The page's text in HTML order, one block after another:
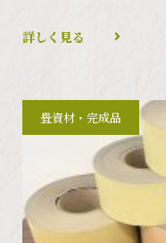
詳しく見る
畳資材・完成品